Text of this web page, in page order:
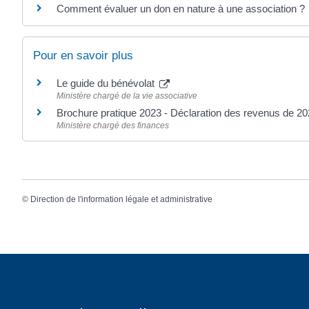
Comment évaluer un don en nature à une association ?
Pour en savoir plus
Le guide du bénévolat
Ministère chargé de la vie associative
Brochure pratique 2023 - Déclaration des revenus de
Ministère chargé des finances
© Direction de l'information légale et administrative